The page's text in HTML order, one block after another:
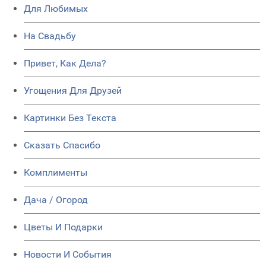
Для Любимых
На Свадьбу
Привет, Как Дела?
Угощения Для Друзей
Картинки Без Текста
Сказать Спасибо
Комплименты
Дача / Огород
Цветы И Подарки
Новости И События